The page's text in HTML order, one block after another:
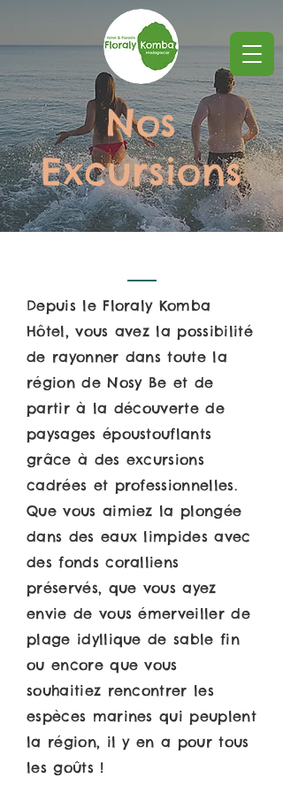
Nos
Excursions
Depuis le Floraly Komba
Hôtel, vous avez la possibilité
de rayonner dans toute la
région de Nosy Be et de
partir à la découverte de
paysages époustouflants
grâce à des excursions
cadrées et professionnelles.
Que vous aimiez la plongée
dans des eaux limpides avec
des fonds coralliens
préservés, que vous ayez
envie de vous émerveiller de
plage idyllique de sable fin
ou encore que vous
souhaitiez rencontrer les
espèces marines qui peuplent
la région, il y en a pour tous
les goûts !